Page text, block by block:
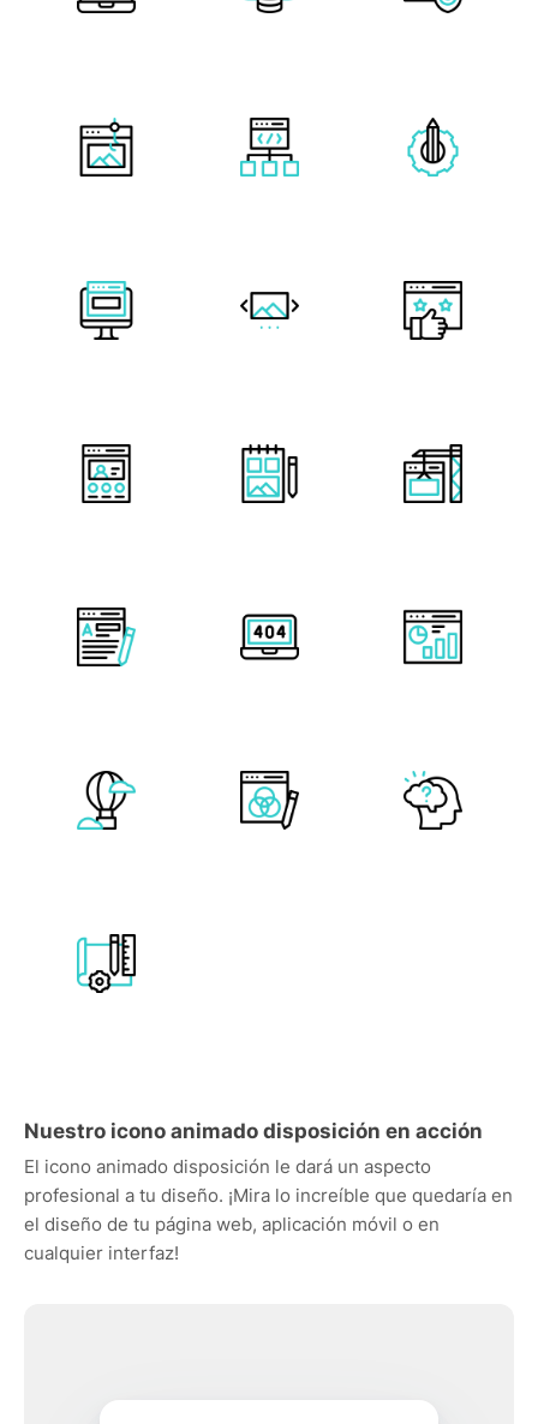
Nuestro icono animado disposición en acción
El icono animado disposición le dará un aspecto
profesional a tu diseño. ¡Mira lo increíble que quedaría en
el diseño de tu página web, aplicación móvil o en
cualquier interfaz!